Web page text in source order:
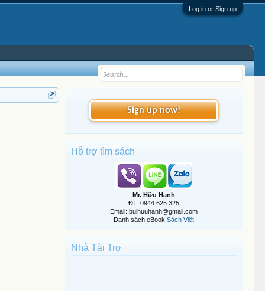
Log in or Sign up
Sign up now!
Hỗ trợ tìm sách
Mr. Hữu Hạnh
ĐT: 0944.625.325
Email: buihuuhanh@gmail.com
Danh sách eBook Sách Việt
Nhà Tài Trợ